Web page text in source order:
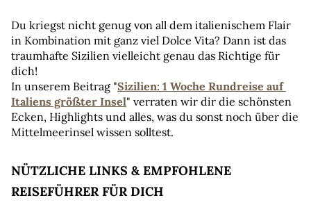
Du kriegst nicht genug von all dem italienischem Flair
in Kombination mit ganz viel Dolce Vita? Dann ist das
traumhafte Sizilien vielleicht genau das Richtige für
dich!
In unserem Beitrag "Sizilien: 1 Woche Rundreise auf
Italiens größter Insel" verraten wir dir die schönsten
Ecken, Highlights und alles, was du sonst noch über die
Mittelmeerinsel wissen solltest.
NÜTZLICHE LINKS & EMPFOHLENE
REISEFÜHRER FÜR DICH